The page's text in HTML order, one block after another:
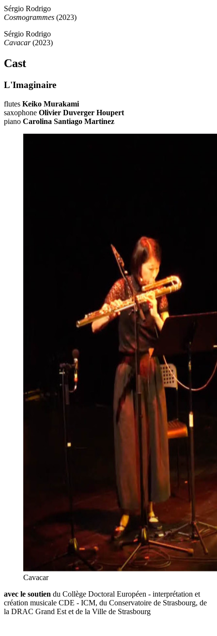
Sérgio Rodrigo
Cosmogrammes (2023)
Sérgio Rodrigo
Cavacar(2023)
Cast
L'Imaginaire
flutes Keiko Murakami
saxophone Olivier Duverger Houpert
piano Carolina Santiago Martinez
Cavacar
avec le soutien du Collège Doctoral Européen - interprétation et
création musicale CDE - ICM, du Conservatoire de Strasbourg, de
la DRAC Grand Est et de la Ville de Strasbourg